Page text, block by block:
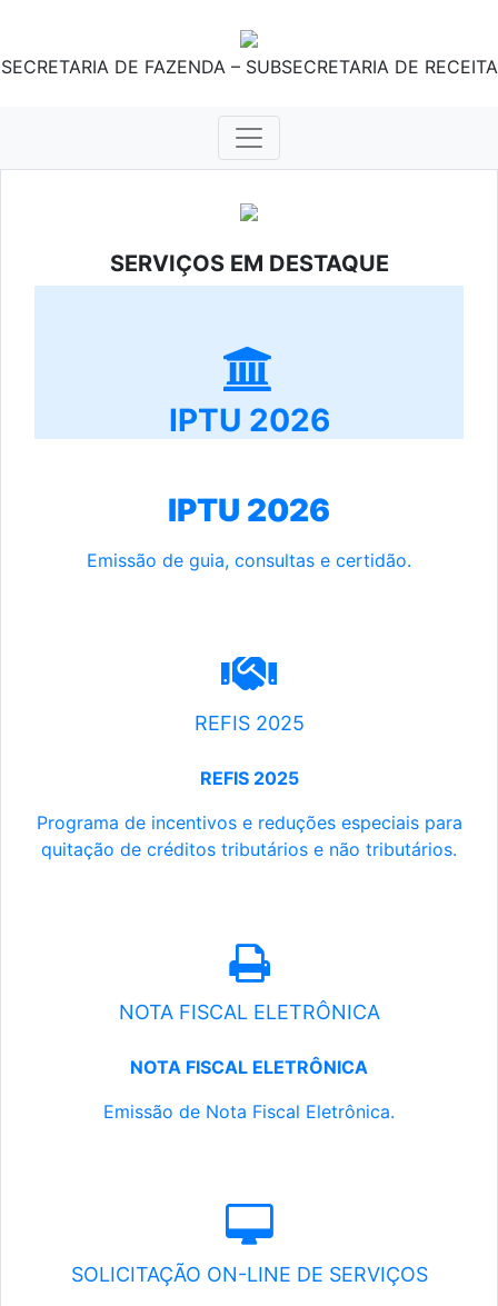
SECRETARIA DE FAZENDA – SUBSECRETARIA DE RECEITA
SERVIÇOS EM DESTAQUE
IPTU 2026
IPTU 2026
Emissão de guia, consultas e certidão.
REFIS 2025
REFIS 2025
Programa de incentivos e reduções especiais para
quitação de créditos tributários e não tributários.
NOTA FISCAL ELETRÔNICA
NOTA FISCAL ELETRÔNICA
Emissão de Nota Fiscal Eletrônica.
SOLICITAÇÃO ON-LINE DE SERVIÇOS